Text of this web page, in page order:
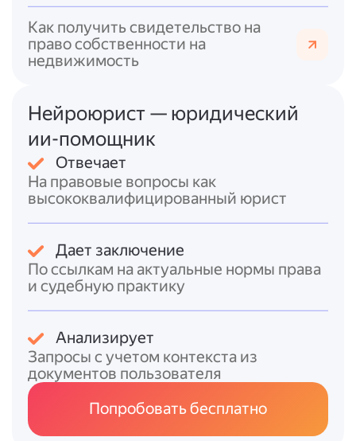
формальную экспертизу и экспертизу
по существу (размеры пошлин
устанавливаются отдельно).
Формальная экспертиза
документов требованиям. По итогам
уведомляет заявителя и
устанавливает дату подачи заявки.
Экспертиза обозначения по
существу. Проверяется соответствие
заявленного обозначения
различительная способность,
отсутствие оснований для отказа по ст.
1483 ГК РФ) и устанавливается
приоритет товарного знака. По
результатам выносится решение о
регистрации либо об отказе.
Уплата пошлины за госрегистрацию и
положительном решении заявитель
Как получить свидетельство на
право собственности на
недвижимость
Нейроюрист — юридический
ии-помощник
Отвечает
На правовые вопросы как
высококвалифицированный юрист
Дает заключение
По ссылкам на актуальные нормы права
и судебную практику
Анализирует
Запросы с учетом контекста из
документов пользователя
Попробовать бесплатно